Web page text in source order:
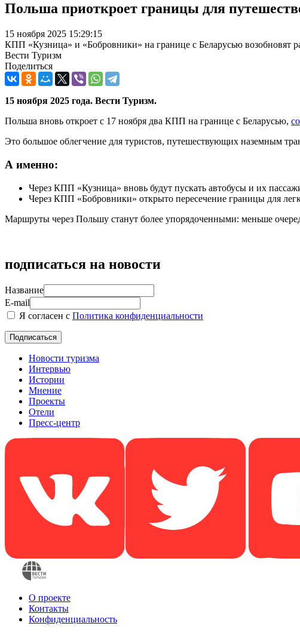
Польша приоткроет границы для
15 ноября 2025 15:29:15
КПП «Кузница» и «Бобровники» на границе с Беларусью возобновят
Вести Туризм
Поделиться
15 ноября 2025 года. Вести Туризм.
Польша вновь откроет с 17 ноября два КПП на границе с Беларусью,
Это большое облегчение для туристов, путешествующих наземным
А именно:
Через КПП «Кузница» вновь будут пускать автобусы и их
Через КПП «Бобровники» открыто пересечение границы для
Маршруты через Польшу станут более упорядоченными: меньше
подписаться на новости
Название
E-mail
Я согласен с Политика конфиденциальности
Новости туризма
Интервью
Истории
Мнение
Проекты
Отели
Пресс-центр
О проекте
Контакты
Конфиденциальность